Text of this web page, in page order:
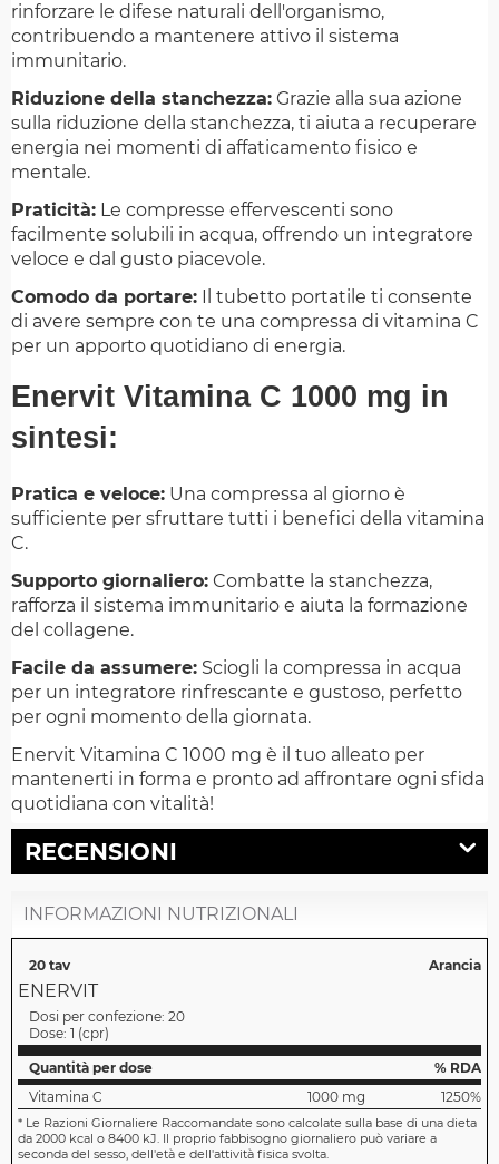
rinforzare le difese naturali dell'organismo,
contribuendo a mantenere attivo il sistema
immunitario.
Riduzione della stanchezza: Grazie alla sua azione
sulla riduzione della stanchezza, ti aiuta a recuperare
energia nei momenti di affaticamento fisico e
mentale.
Praticità: Le compresse effervescenti sono
facilmente solubili in acqua, offrendo un integratore
veloce e dal gusto piacevole.
Comodo da portare: Il tubetto portatile ti consente
di avere sempre con te una compressa di vitamina C
per un apporto quotidiano di energia.
Enervit Vitamina C 1000 mg in
sintesi:
Pratica e veloce: Una compressa al giorno è
sufficiente per sfruttare tutti i benefici della vitamina
C.
Supporto giornaliero: Combatte la stanchezza,
rafforza il sistema immunitario e aiuta la formazione
del collagene.
Facile da assumere: Sciogli la compressa in acqua
per un integratore rinfrescante e gustoso, perfetto
per ogni momento della giornata.
Enervit Vitamina C 1000 mg è il tuo alleato per
mantenerti in forma e pronto ad affrontare ogni sfida
quotidiana con vitalità!
RECENSIONI
INFORMAZIONI NUTRIZIONALI
20 tav Arancia
ENERVIT
Dosi per confezione: 20
Dose: 1 (cpr)
Quantità per dose
% RDA
Vitamina C
1000 mg 1250%
* Le Razioni Giornaliere Raccomandate sono calcolate sulla base di una dieta
da 2000 kcal o 8400 kJ. Il proprio fabbisogno giornaliero può variare a
seconda del sesso, dell'età e dell'attività fisica svolta.